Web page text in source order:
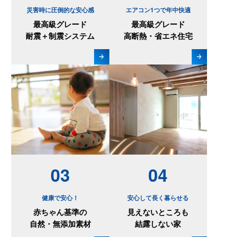
災害時に圧倒的な安心感
最高級グレード
耐震＋制震システム
エアコン1つで年中快適
最高級グレード
高断熱・省エネ住宅
03
健康で安心！
赤ちゃん基準の
自然・無添加素材
04
安心して長く暮らせる
見えないところも
結露しない家